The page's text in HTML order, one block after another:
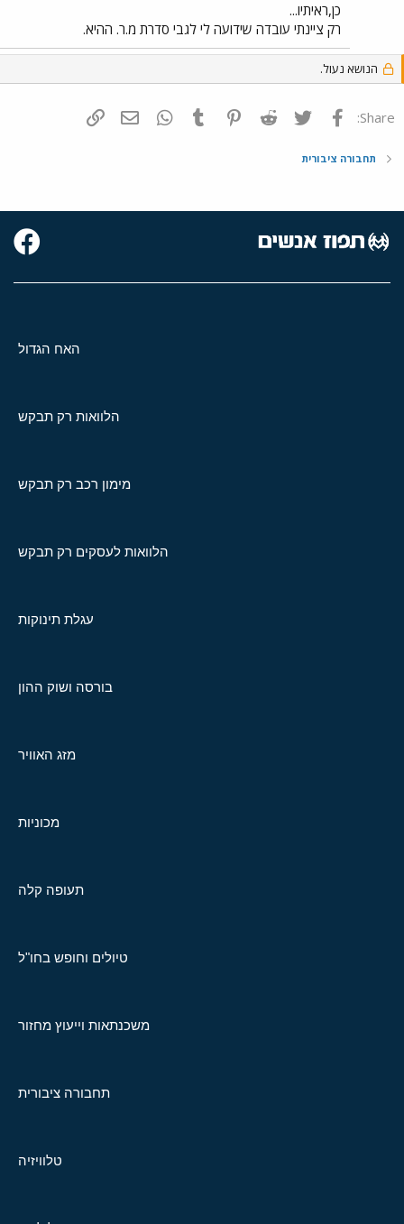
כן,ראיתיו...
רק ציינתי עובדה שידועה לי לגבי סדרת מ.ר. ההיא.
הנושא נעול.
Share: פייסבוק Twitter
Reddit
Pinterest
Tumblr
WhatsAppדואר אלקטרוני
תחבורה ציבורית
האח הגדול
הלוואות רק תבקש
מימון רכב רק תבקש
הלוואות לעסקים רק תבקש
עגלת תינוקות
בורסה ושוק ההון
מזג האוויר
מכוניות
תעופה קלה
טיולים וחופש בחו"ל
משכנתאות וייעוץ מחזור
תחבורה ציבורית
טלוויזיה